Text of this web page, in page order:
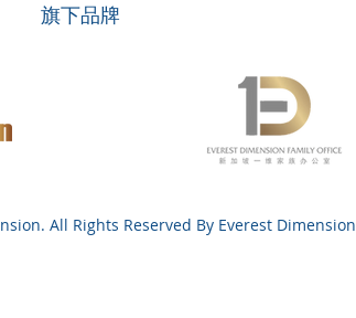
​旗下品牌
All Rights Reserved By Everest Dimension